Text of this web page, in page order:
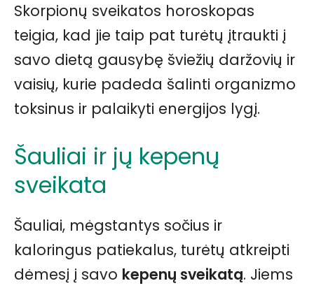
Skorpionų sveikatos horoskopas
teigia, kad jie taip pat turėtų įtraukti į
savo dietą gausybę šviežių daržovių ir
vaisių, kurie padeda šalinti organizmo
toksinus ir palaikyti energijos lygį.
Šauliai ir jų kepenų
sveikata
Šauliai, mėgstantys sočius ir
kaloringus patiekalus, turėtų atkreipti
dėmesį į savo kepenų sveikatą. Jiems